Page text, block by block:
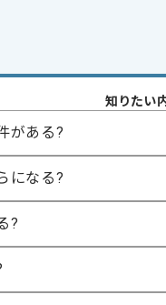
ーバ運用保守経験
のメールセキュリティの知
のメールセキュリティ知見
用経験
がある方へ
知りたい
がある?
になる?
?